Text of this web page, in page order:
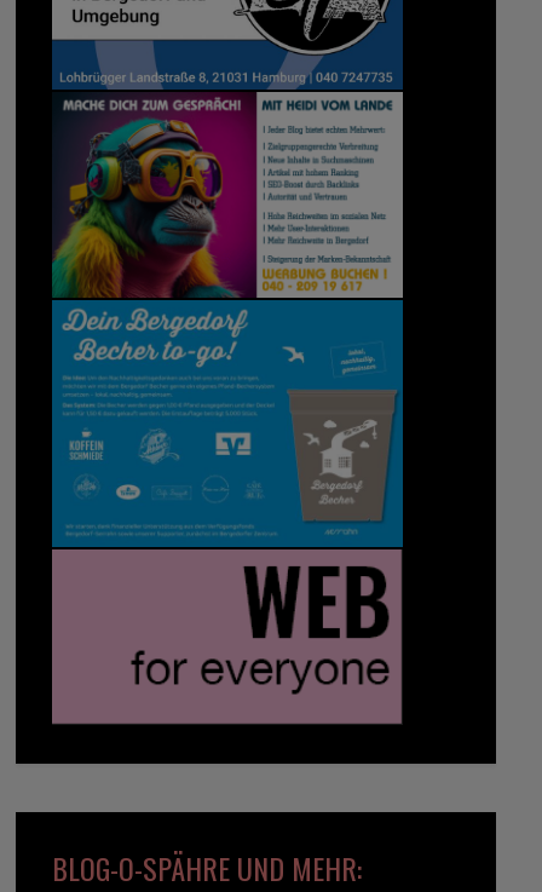
BLOG-O-SPÄHRE UND MEHR: